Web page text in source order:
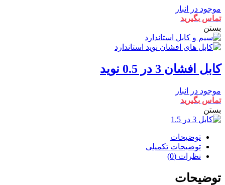
موجود در انبار
تماس بگیرید
بستن
کابل افشان 3 در 0.5 نوید
موجود در انبار
تماس بگیرید
بستن
توضیحات
توضیحات تکمیلی
نظرات (0)
توضیحات